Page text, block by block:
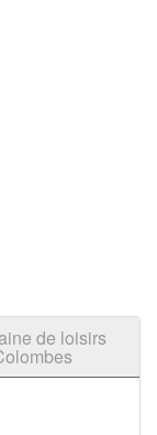
de loisirs